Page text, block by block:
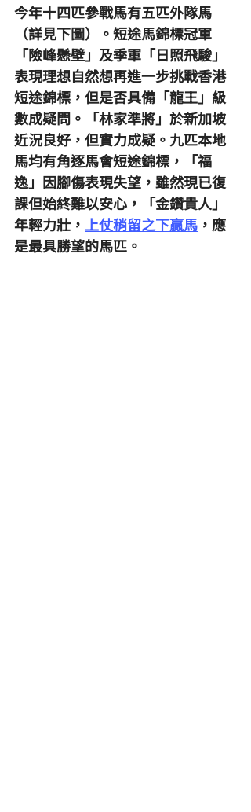
今年十四匹參戰馬有五匹外隊馬
（詳見下圖）。短途馬錦標冠軍
「險峰懸壁」及季軍「日照飛駿」
表現理想自然想再進一步挑戰香港
短途錦標，但是否具備「龍王」級
數成疑問。「林家準將」於新加坡
近況良好，但實力成疑。九匹本地
馬均有角逐馬會短途錦標，「福
逸」因腳傷表現失望，雖然現已復
課但始終難以安心，「金鑽貴人」
年輕力壯， 上仗稍留之下贏馬 ，應
是最具勝望的馬匹。